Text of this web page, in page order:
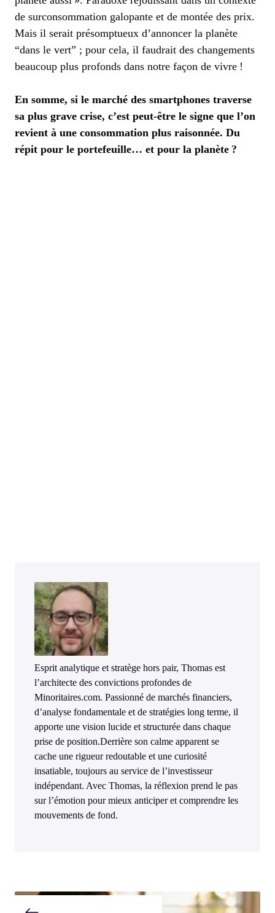
de surconsommation galopante et de montée des prix.
Mais il serait présomptueux d’annoncer la planète
“dans le vert” ; pour cela, il faudrait des changements
beaucoup plus profonds dans notre façon de vivre !
En somme, si le marché des smartphones traverse
sa plus grave crise, c’est peut-être le signe que l’on
revient à une consommation plus raisonnée. Du
répit pour le portefeuille… et pour la planète ?
Esprit analytique et stratège hors pair, Thomas est
l’architecte des convictions profondes de
Minoritaires.com. Passionné de marchés financiers,
d’analyse fondamentale et de stratégies long terme, il
apporte une vision lucide et structurée dans chaque
prise de position.Derrière son calme apparent se
cache une rigueur redoutable et une curiosité
insatiable, toujours au service de l’investisseur
indépendant. Avec Thomas, la réflexion prend le pas
sur l’émotion pour mieux anticiper et comprendre les
mouvements de fond.